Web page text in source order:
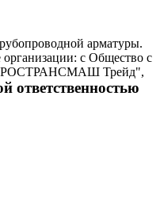
арматуры.
с Общество с
"РОСТРАНСМАШ Трейд",
ответственностью